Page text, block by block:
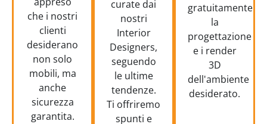
che i nostri
clienti
desiderano
non solo
mobili, ma
anche
sicurezza
garantita.
curate dai
nostri
Interior
Designers,
seguendo
le ultime
tendenze.
Ti offriremo
spunti e
gratuitamente
la
progettazione
e i render
3D
dell'ambiente
desiderato.